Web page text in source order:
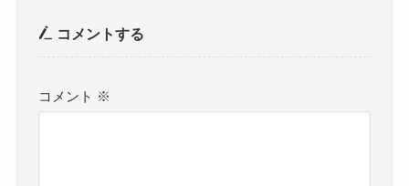
コメントする
コメント ※